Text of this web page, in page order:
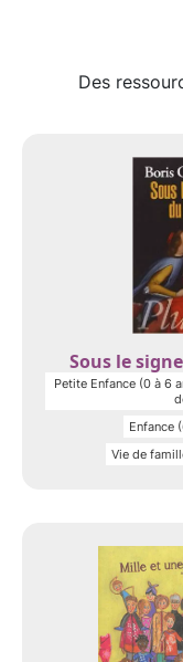
Des
Sous le
Petite Enfance (0 à 6
Enfance
Vie de